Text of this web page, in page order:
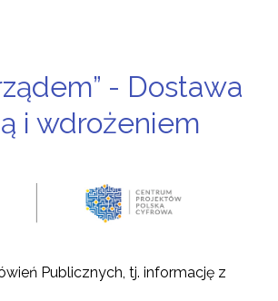
- Dostawa
i wdrożeniem
Publicznych, tj. informację z